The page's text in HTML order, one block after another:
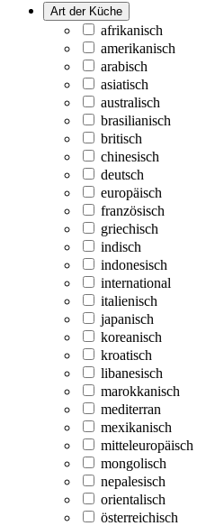
Art der Küche
afrikanisch
amerikanisch
arabisch
asiatisch
australisch
brasilianisch
britisch
chinesisch
deutsch
europäisch
französisch
griechisch
indisch
indonesisch
international
italienisch
japanisch
koreanisch
kroatisch
libanesisch
marokkanisch
mediterran
mexikanisch
mitteleuropäisch
mongolisch
nepalesisch
orientalisch
österreichisch